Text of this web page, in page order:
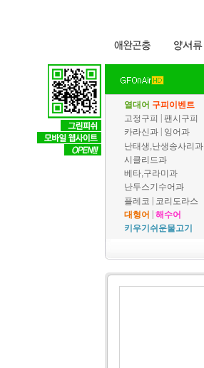
열대어 구피이벤트
고정구피
팬시구피
카라신과
잉어과
난태생,난생송사리과
시클리드과
베타,구라미과
난두스기수어과
플레코 | 코리도라스
대형어 | 해수어
키우기쉬운물고기